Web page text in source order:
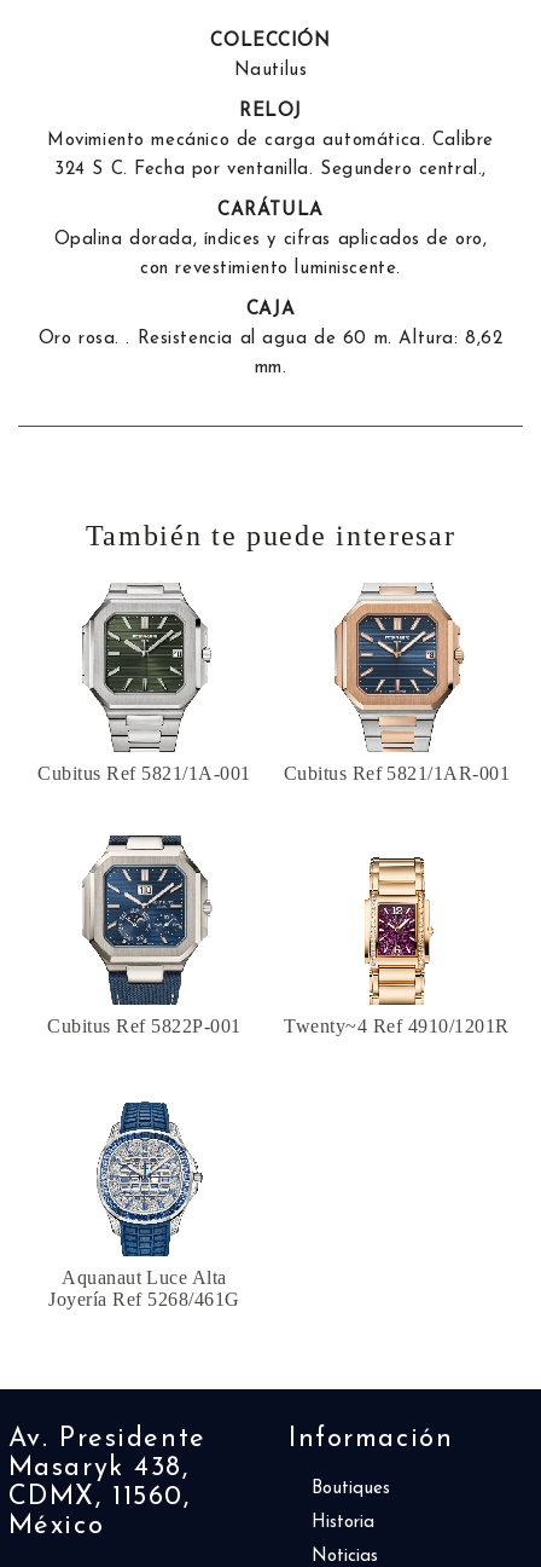
COLECCIÓN
Nautilus
RELOJ
Movimiento mecánico de carga automática. Calibre
324 S C. Fecha por ventanilla. Segundero central.,
CARÁTULA
Opalina dorada, índices y cifras aplicados de oro,
con revestimiento luminiscente.
CAJA
Oro rosa. . Resistencia al agua de 60 m. Altura: 8,62
mm.
También te puede interesar
Cubitus Ref 5821/1A-001 Cubitus Ref 5821/1AR-001
Cubitus Ref 5822P-001 Twenty~4 Ref 4910/1201R
Aquanaut Luce Alta
Joyería Ref 5268/461G
Av. Presidente
Masaryk 438,
CDMX, 11560,
México
Información
Boutiques
Historia
Noticias